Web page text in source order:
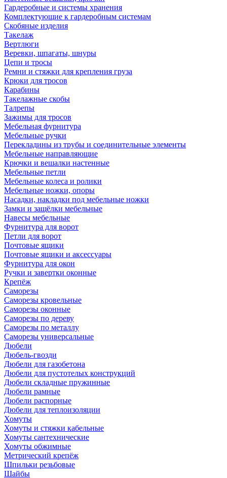
Гардеробные и системы хранения
Комплектующие к гардеробным системам
Скобяные изделия
Такелаж
Вертлюги
Веревки, шпагаты, шнуры
Цепи и тросы
Ремни и стяжки для крепления груза
Крюки для тросов
Карабины
Такелажные скобы
Талрепы
Зажимы для тросов
Мебельная фурнитура
Мебельные ручки
Перекладины из трубы и соединительные элементы
Мебельные направляющие
Крючки и вешалки настенные
Мебельные петли
Мебельные колеса и ролики
Мебельные ножки, опоры
Насадки, накладки под мебельные ножки
Замки и защёлки мебельные
Навесы мебельные
Фурнитура для ворот
Петли для ворот
Почтовые ящики
Почтовые ящики и аксессуары
Фурнитура для окон
Ручки и завертки оконные
Крепёж
Саморезы
Саморезы кровельные
Саморезы оконные
Саморезы по дереву
Саморезы по металлу
Саморезы универсальные
Дюбели
Дюбель-гвозди
Дюбели для газобетона
Дюбели для пустотелых конструкций
Дюбели складные пружинные
Дюбели рамные
Дюбели распорные
Дюбели для теплоизоляции
Хомуты
Хомуты и стяжки кабельные
Хомуты сантехнические
Хомуты обжимные
Метрический крепёж
Шпильки резьбовые
Шайбы